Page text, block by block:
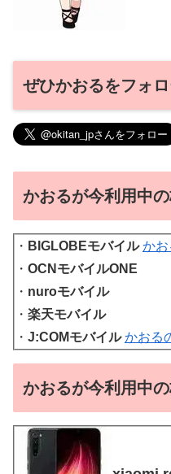
ぜひかおるをフォ
かおるが今利用中
・ BIGLOBEモバイル かお
・ OCNモバイルONE
・ nuroモバイル
・ 楽天モバイル
・ J:COMモバイル かおる
かおるが今利用中